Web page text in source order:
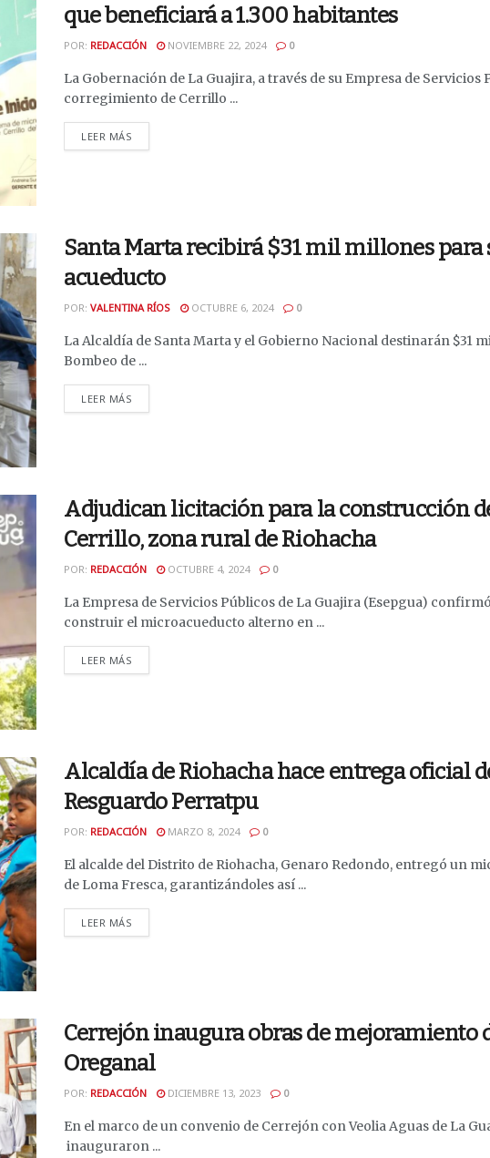
que beneficiará a 1.300 habitantes
POR: REDACCIÓN NOVIEMBRE 22, 2024 0
La Gobernación de La Guajira, a través de su Empresa de Servicios
corregimiento de Cerrillo ...
LEER MÁS
Santa Marta recibirá $31 mil millones
acueducto
POR: VALENTINA RÍOS OCTUBRE 6, 2024 0
La Alcaldía de Santa Marta y el Gobierno Nacional destinarán $31
Bombeo de ...
LEER MÁS
Adjudican licitación para la construcción
Cerrillo, zona rural de Riohacha
POR: REDACCIÓN OCTUBRE 4, 2024 0
La Empresa de Servicios Públicos de La Guajira (Esepgua)
construir el microacueducto alterno en ...
LEER MÁS
Alcaldía de Riohacha hace entrega oficial
Resguardo Perratpu
POR: REDACCIÓN MARZO 8, 2024 0
El alcalde del Distrito de Riohacha, Genaro Redondo, entregó un
de Loma Fresca, garantizándoles así ...
LEER MÁS
Cerrejón inaugura obras de mejoramiento
Oreganal
POR: REDACCIÓN DICIEMBRE 13, 2023 0
En el marco de un convenio de Cerrejón con Veolia Aguas de La
inauguraron ...